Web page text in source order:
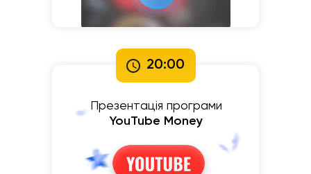
Презентація програми
YouTube Money
20:00